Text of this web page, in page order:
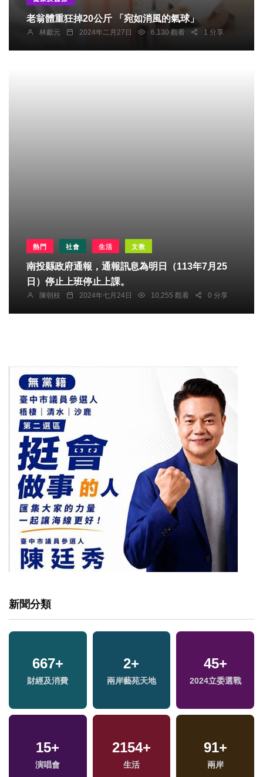
老翁體重狂掉20公斤 「宛如消風的氣球」
林獻元 2024年二月27日 6,130 觀看 1 分享
熱門 社會 生活 文教
南投縣政府通報，通報訊息為明日（113年7月25
日）停止上班停止上課。
陳朝枝 2024年七月24日 10,255 觀看 0 分享
新聞分類
667+
財經及消費
2+
兩岸藝苑天地
45+
2024立委選戰
15+
演唱會
2154+
生活
91+
兩岸